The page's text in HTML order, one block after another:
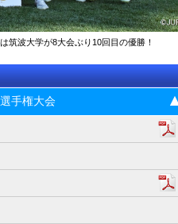
筑波大学が8大会ぶり10回目の優勝！
⼿権⼤会